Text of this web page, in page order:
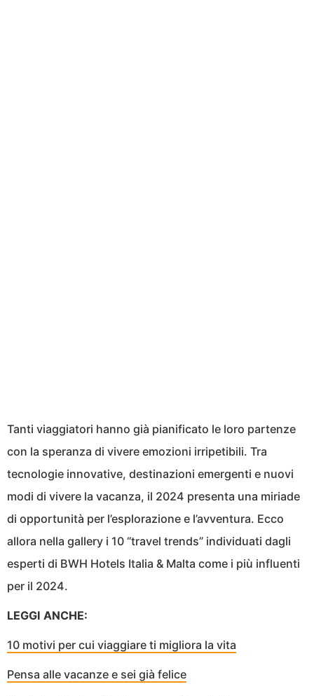
Tanti viaggiatori hanno già pianificato le loro partenze
con la speranza di vivere emozioni irripetibili. Tra
tecnologie innovative, destinazioni emergenti e nuovi
modi di vivere la vacanza, il 2024 presenta una miriade
di opportunità per l’esplorazione e l’avventura. Ecco
allora nella gallery i 10 “travel trends” individuati dagli
esperti di BWH Hotels Italia & Malta come i più influenti
per il 2024.
LEGGI ANCHE:
10 motivi per cui viaggiare ti migliora la vita
Pensa alle vacanze e sei già felice